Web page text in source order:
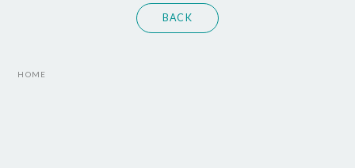
BACK
HOME